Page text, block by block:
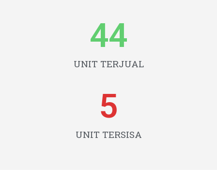
44
UNIT TERJUAL
5
UNIT TERSISA